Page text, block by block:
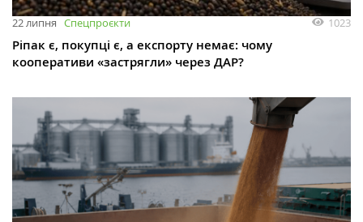
22 липня Спецпроєкти 1023
Ріпак є, покупці є, а експорту немає: чому
кооперативи «застрягли» через ДАР?